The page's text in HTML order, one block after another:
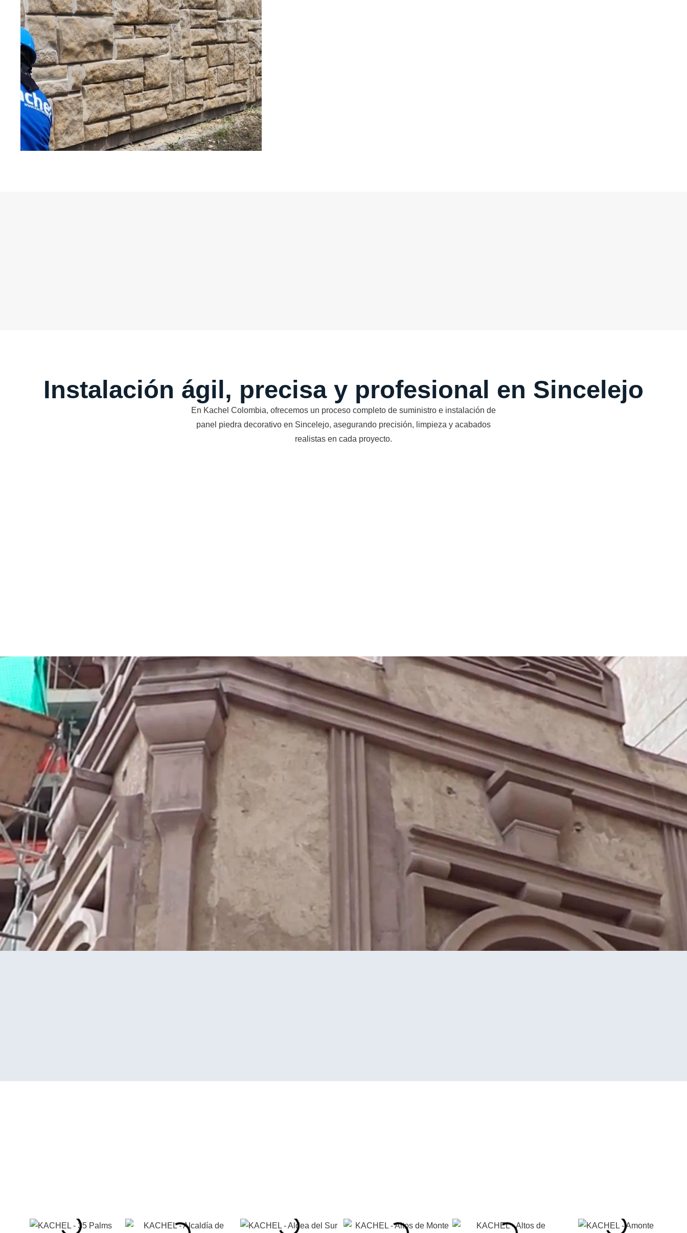
Instalación ágil, precisa y profesional en Sincelejo
En Kachel Colombia, ofrecemos un proceso completo de suministro e instalación de
panel piedra decorativo en Sincelejo, asegurando precisión, limpieza y acabados
realistas en cada proyecto.